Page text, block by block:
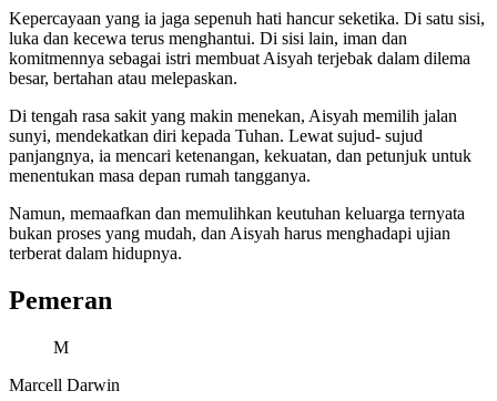
Kepercayaan yang ia jaga sepenuh hati hancur seketika. Di satu sisi,
luka dan kecewa terus menghantui. Di sisi lain, iman dan
komitmennya sebagai istri membuat Aisyah terjebak dalam dilema
besar, bertahan atau melepaskan.
Di tengah rasa sakit yang makin menekan, Aisyah memilih jalan
sunyi, mendekatkan diri kepada Tuhan. Lewat sujud- sujud
panjangnya, ia mencari ketenangan, kekuatan, dan petunjuk untuk
menentukan masa depan rumah tangganya.
Namun, memaafkan dan memulihkan keutuhan keluarga ternyata
bukan proses yang mudah, dan Aisyah harus menghadapi ujian
terberat dalam hidupnya.
Pemeran
M
Marcell Darwin